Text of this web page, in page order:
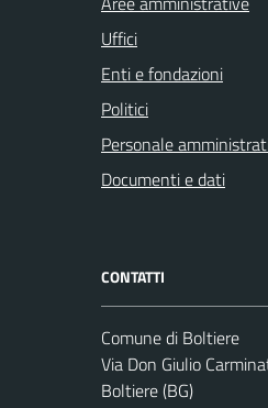
Uffici
Enti e fondazioni
Politici
Personale
Documenti e dati
CONTATTI
Comune di Boltiere
Via Don Giulio
Boltiere (BG)